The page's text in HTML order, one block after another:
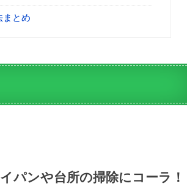
まとめ
パンや台所の掃除にコーラ！